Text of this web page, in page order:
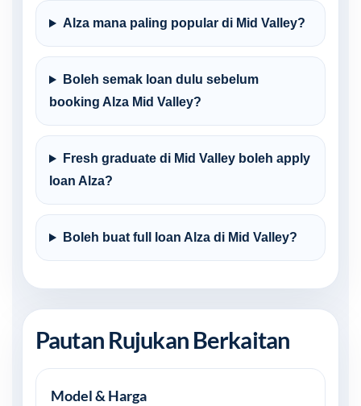
Alza mana paling popular di Mid Valley?
Boleh semak loan dulu sebelum
booking Alza Mid Valley?
Fresh graduate di Mid Valley boleh apply
loan Alza?
Boleh buat full loan Alza di Mid Valley?
Pautan Rujukan Berkaitan
Model & Harga